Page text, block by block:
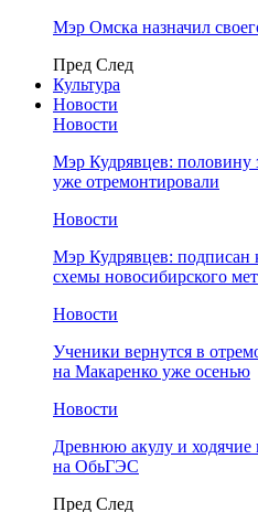
Мэр Омска назначил
Пред След
Культура
Новости
Новости
Мэр Кудрявцев: половину
уже отремонтировали
Новости
Мэр Кудрявцев: подписан
схемы новосибирского
Новости
Ученики вернутся в
на Макаренко уже осенью
Новости
Древнюю акулу и ходячие
на ОбьГЭС
Пред След